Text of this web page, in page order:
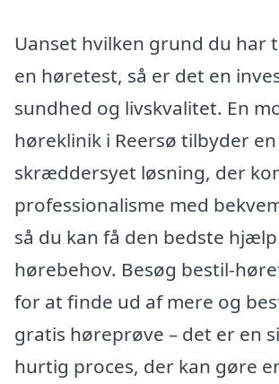
Uanset hvilken grund du har
en høretest, så er det en
sundhed og livskvalitet. En
høreklinik i Reersø tilbyder en
skræddersyet løsning, der
professionalisme med
så du kan få den bedste
hørebehov. Besøg bestil-
for at finde ud af mere og
gratis høreprøve – det er en
hurtig proces, der kan gøre